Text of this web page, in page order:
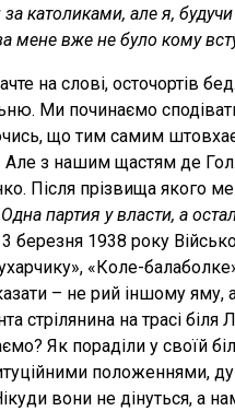
католиками, але я,
мене вже не було кому
на слові, осточортів
Ми починаємо
що тим самим
Але з нашим щастям де
Після прізвища якого
партия у власти, а
березня 1938 року
«Коле-
– не рий іншому яму,
стрілянина на трасі
Як пораділи у своїй
положеннями,
вони не дінуться, а